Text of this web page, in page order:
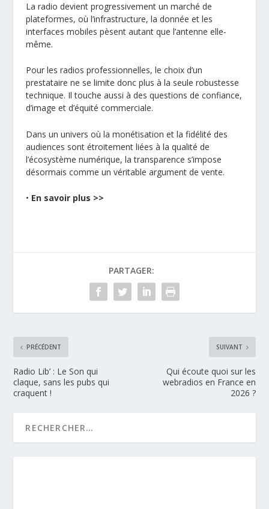
La radio devient progressivement un marché de
plateformes, où l’infrastructure, la donnée et les
interfaces mobiles pèsent autant que l’antenne elle-
même.
Pour les radios professionnelles, le choix d’un
prestataire ne se limite donc plus à la seule robustesse
technique. Il touche aussi à des questions de confiance,
d’image et d’équité commerciale.
Dans un univers où la monétisation et la fidélité des
audiences sont étroitement liées à la qualité de
l’écosystème numérique, la transparence s’impose
désormais comme un véritable argument de vente.
• En savoir plus >>
PARTAGER:
PRÉCÉDENT
Radio Lib’ : Le Son qui
claque, sans les pubs qui
craquent !
SUIVANT
Qui écoute quoi sur les
webradios en France en
2026 ?